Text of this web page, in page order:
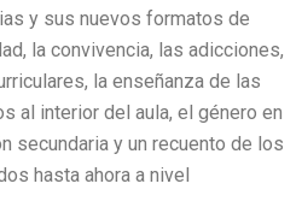
y sus nuevos formatos de
la convivencia, las adicciones,
la enseñanza de las
al interior del aula, el género en
secundaria y un recuento de los
hasta ahora a nivel